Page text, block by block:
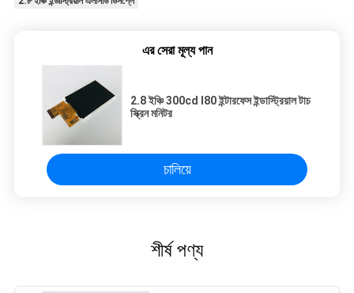
এর সেরা মূল্য পান
2.8 ইঞ্চি 300cd I80 ইন্টারফেস ইন্ডাস্ট্রিয়াল টাচ
স্ক্রিন মনিটর
চালিয়ে
শীর্ষ পণ্য